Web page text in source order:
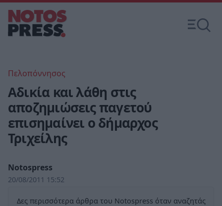
Πελοπόννησος
Αδικία και λάθη στις
αποζημιώσεις παγετού
επισημαίνει ο δήμαρχος
Τριχείλης
Notospress
20/08/2011 15:52
Δες περισσότερα άρθρα του Notospress όταν αναζητάς